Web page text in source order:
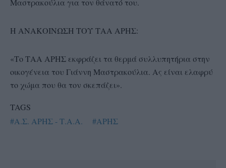
Μαστρακούλια για τον θάνατό του.
Η ΑΝΑΚΟΙΝΩΣΗ ΤΟΥ ΤΑΑ ΑΡΗΣ:
«Το ΤΑΑ ΑΡΗΣ εκφράζει τα θερμά συλλυπητήρια στην
οικογένεια του Γιάννη Μαστρακούλια. Ας είναι ελαφρύ
το χώμα που θα τον σκεπάζει».
TAGS
#Α.Σ. ΑΡΗΣ - Τ.Α.Α.
#ΑΡΗΣ